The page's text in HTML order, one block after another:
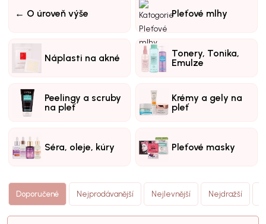
← O úroveň výše Pleťové mlhy
Náplasti na akné
Tonery, Tonika,
Emulze
Peelingy a scruby
na pleť
Krémy a gely na
pleť
Séra, oleje, kúry Pleťové masky
Doporučené Nejprodávanější Nejlevnější Nejdražší